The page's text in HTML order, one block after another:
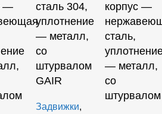
—
сталь 304,
уплотнение
— металл,
со
штурвалом
GAIR
Задвижки,
корпус —
сталь,
— металл,
со
штурвалом